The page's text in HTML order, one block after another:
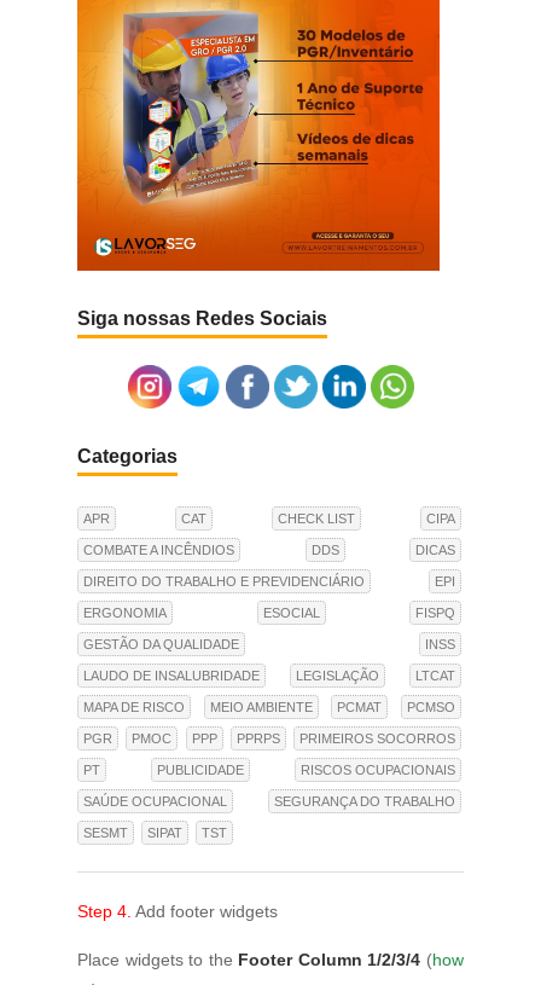
Siga nossas Redes Sociais
Categorias
APR CAT CHECK LIST CIPA
COMBATE A INCÊNDIOS DDS DICAS
DIREITO DO TRABALHO E PREVIDENCIÁRIO EPI
ERGONOMIA ESOCIAL FISPQ
GESTÃO DA QUALIDADE INSS
LAUDO DE INSALUBRIDADE LEGISLAÇÃO LTCAT
MAPA DE RISCO MEIO AMBIENTE PCMAT PCMSO
PGR PMOC PPP PPRPS PRIMEIROS SOCORROS
PT PUBLICIDADE RISCOS OCUPACIONAIS
SAÚDE OCUPACIONAL SEGURANÇA DO TRABALHO
SESMT SIPAT TST
Step 4. Add footer widgets
Place widgets to the Footer Column 1/2/3/4 (how